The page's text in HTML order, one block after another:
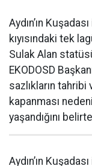
Aydın’ın
kıyısındaki tek
Sulak Alan
EKODOSD
sazlıkların tahribi
kapanması
yaşandığını
Aydın’ın